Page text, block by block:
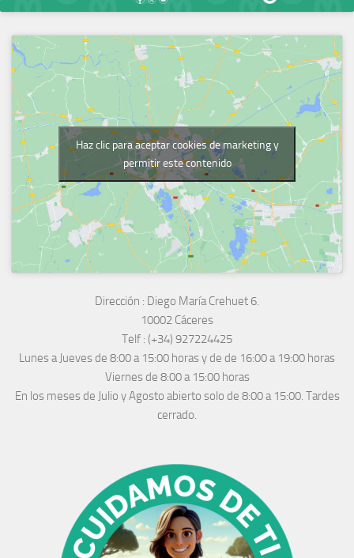
Haz clic para aceptar cookies de marketing y
permitir este contenido
Dirección : Diego María Crehuet 6.
10002 Cáceres
Telf : (+34) 927224425
Lunes a Jueves de 8:00 a 15:00 horas y de de 16:00 a 19:00 horas
Viernes de 8:00 a 15:00 horas
En los meses de Julio y Agosto abierto solo de 8:00 a 15:00. Tardes
cerrado.